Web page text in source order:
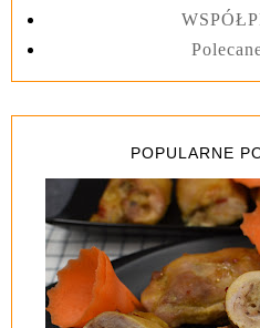
POPULARNE